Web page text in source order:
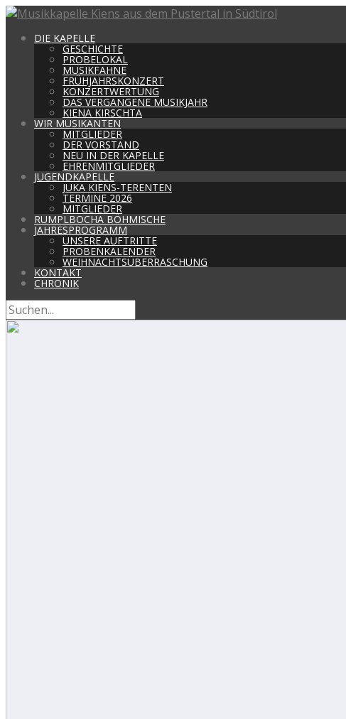
DIE KAPELLE
GESCHICHTE
PROBELOKAL
MUSIKFAHNE
FRÜHJAHRSKONZERT
KONZERTWERTUNG
DAS VERGANGENE MUSIKJAHR
KIENA KIRSCHTA
WIR MUSIKANTEN
MITGLIEDER
DER VORSTAND
NEU IN DER KAPELLE
EHRENMITGLIEDER
JUGENDKAPELLE
JUKA KIENS-TERENTEN
TERMINE 2026
MITGLIEDER
RUMPLBOCHA BÖHMISCHE
JAHRESPROGRAMM
UNSERE AUFTRITTE
PROBENKALENDER
WEIHNACHTSÜBERRASCHUNG
KONTAKT
CHRONIK